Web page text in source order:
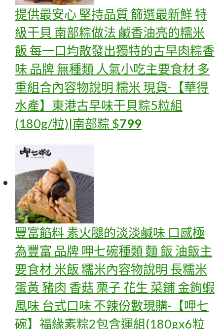
提供最安心 堅持品質 篩選最新鮮 特
級干貝 南部粽做法 鹹香油亮的糯米
飯 每一口均散發出獨特的古早肉粽香
味 品牌 無種類 人氣小吃主要食材 多
重組合內容物說明 糯米 現貨-【華得
水產】東港古早味干貝粽5粒組
(180g/粒)|南部粽 $799
豐富餡料 素火腿的淡淡鹹味 口感極
為豐富 品牌 呷七碗種類 麵 飯 油飯主
要食材 米飯 糯米內容物說明 長糯米
蛋黃 豬肉 香菇 栗子 花生 菜鋪 金鉤蝦
風味 台式口味 不辣份數現購-【呷七
碗】福緣素粽2包含運組(180gx6粒